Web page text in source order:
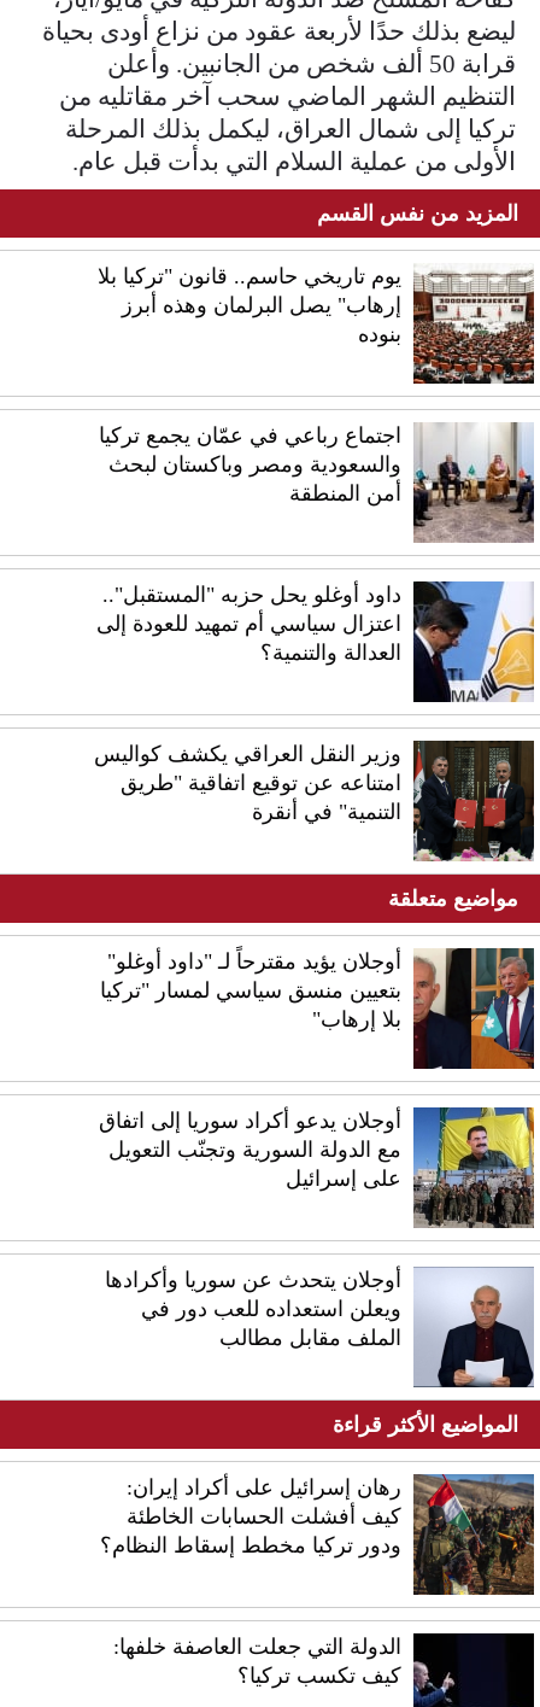
ليضع بذلك حدًا لأربعة عقود من نزاع أودى بحياة
قرابة 50 ألف شخص من الجانبين. وأعلن
التنظيم الشهر الماضي سحب آخر مقاتليه من
تركيا إلى شمال العراق، ليكمل بذلك المرحلة
الأولى من عملية السلام التي بدأت قبل عام.
المزيد من نفس القسم
يوم تاريخي حاسم.. قانون "تركيا بلا
إرهاب" يصل البرلمان وهذه أبرز
بنوده
اجتماع رباعي في عمّان يجمع تركيا
والسعودية ومصر وباكستان لبحث
أمن المنطقة
داود أوغلو يحل حزبه "المستقبل"..
اعتزال سياسي أم تمهيد للعودة إلى
العدالة والتنمية؟
وزير النقل العراقي يكشف كواليس
امتناعه عن توقيع اتفاقية "طريق
التنمية" في أنقرة
مواضيع متعلقة
أوجلان يؤيد مقترحاً لـ "داود أوغلو"
بتعيين منسق سياسي لمسار "تركيا
بلا إرهاب"
أوجلان يدعو أكراد سوريا إلى اتفاق
مع الدولة السورية وتجنّب التعويل
على إسرائيل
أوجلان يتحدث عن سوريا وأكرادها
ويعلن استعداده للعب دور في
الملف مقابل مطالب
المواضيع الأكثر قراءة
رهان إسرائيل على أكراد إيران:
كيف أفشلت الحسابات الخاطئة
ودور تركيا مخطط إسقاط النظام؟
الدولة التي جعلت العاصفة خلفها:
كيف تكسب تركيا؟